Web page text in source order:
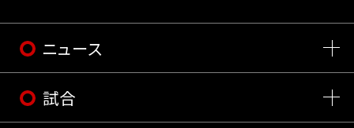
ニュース
試合